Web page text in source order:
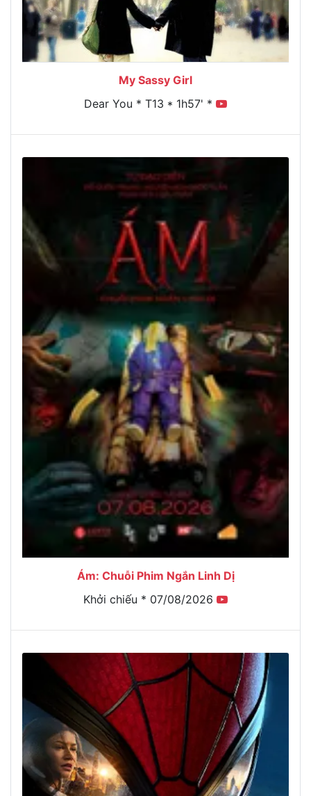
My Sassy Girl
Dear You * T13 * 1h57' *
Ám: Chuỗi Phim Ngắn Linh Dị
Khởi chiếu * 07/08/2026